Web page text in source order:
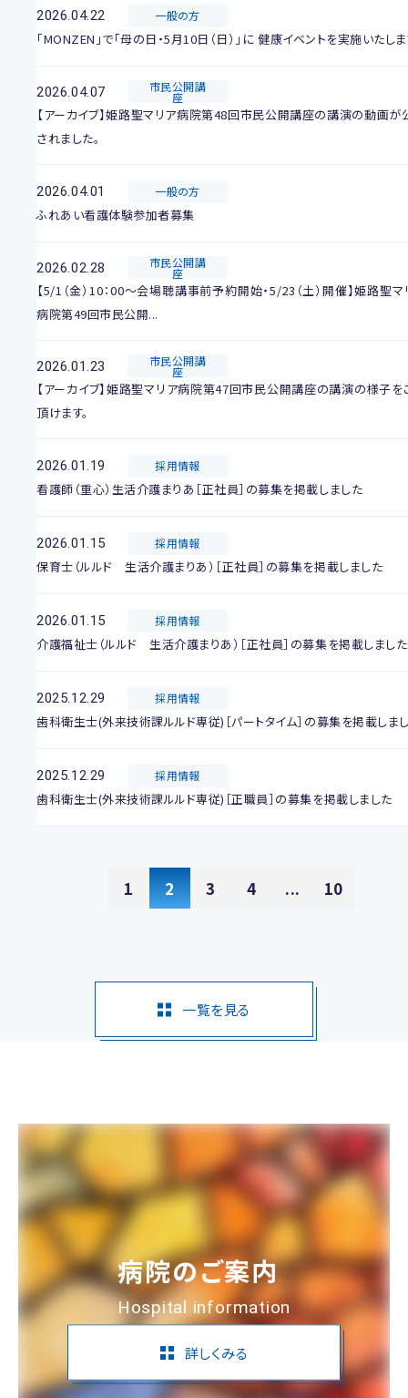
2026.04.22 一般の方
「MONZEN」で「母の日・5月10日（日）」に 健康イベントを実施いたしま
2026.04.07 市民公開講
座
【アーカイブ】姫路聖マリア病院第48回市民公開講座の講演の動画が
されました。
2026.04.01 一般の方
ふれあい看護体験参加者募集
2026.02.28 市民公開講
座
【5/1（金）10：00～会場聴講事前予約開始・5/23（土）開催】姫路聖マ
病院第49回市民公開...
2026.01.23 市民公開講
座
【アーカイブ】姫路聖マリア病院第47回市民公開講座の講演の様子を
頂けます。
2026.01.19 採用情報
看護師（重心）生活介護まりあ［正社員］の募集を掲載しました
2026.01.15 採用情報
保育士（ルルド 生活介護まりあ）［正社員］の募集を掲載しました
2026.01.15 採用情報
介護福祉士（ルルド 生活介護まりあ）［正社員］の募集を掲載しました
2025.12.29 採用情報
歯科衛生士(外来技術課ルルド専従)［パートタイム］の募集を掲載しま
2025.12.29 採用情報
歯科衛生士(外来技術課ルルド専従)［正職員］の募集を掲載しました
1 2 3 4 ... 10
一覧を見る
病院のご案内
Hospital information
詳しくみる